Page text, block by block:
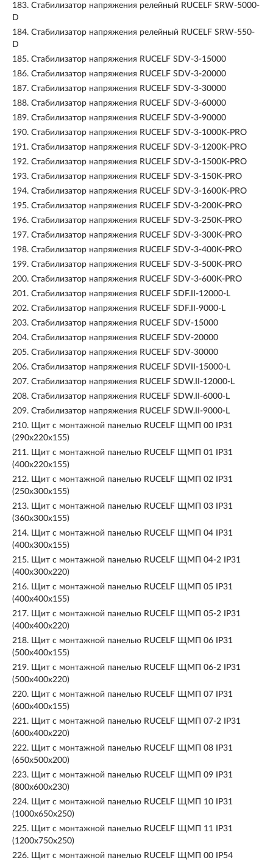
183. Стабилизатор напряжения релейный RUCELF SRW-5000-
D
184. Стабилизатор напряжения релейный RUCELF SRW-550-
D
185. Стабилизатор напряжения RUCELF SDV-3-15000
186. Стабилизатор напряжения RUCELF SDV-3-20000
187. Стабилизатор напряжения RUCELF SDV-3-30000
188. Стабилизатор напряжения RUCELF SDV-3-60000
189. Стабилизатор напряжения RUCELF SDV-3-90000
190. Стабилизатор напряжения RUCELF SDV-3-1000K-PRO
191. Стабилизатор напряжения RUCELF SDV-3-1200K-PRO
192. Стабилизатор напряжения RUCELF SDV-3-1500K-PRO
193. Стабилизатор напряжения RUCELF SDV-3-150K-PRO
194. Стабилизатор напряжения RUCELF SDV-3-1600K-PRO
195. Стабилизатор напряжения RUCELF SDV-3-200K-PRO
196. Стабилизатор напряжения RUCELF SDV-3-250K-PRO
197. Стабилизатор напряжения RUCELF SDV-3-300K-PRO
198. Стабилизатор напряжения RUCELF SDV-3-400K-PRO
199. Стабилизатор напряжения RUCELF SDV-3-500K-PRO
200. Стабилизатор напряжения RUCELF SDV-3-600K-PRO
201. Стабилизатор напряжения RUCELF SDF.II-12000-L
202. Стабилизатор напряжения RUCELF SDF.II-9000-L
203. Стабилизатор напряжения RUCELF SDV-15000
204. Стабилизатор напряжения RUCELF SDV-20000
205. Стабилизатор напряжения RUCELF SDV-30000
206. Стабилизатор напряжения RUCELF SDVII-15000-L
207. Стабилизатор напряжения RUCELF SDW.II-12000-L
208. Стабилизатор напряжения RUCELF SDW.II-6000-L
209. Стабилизатор напряжения RUCELF SDW.II-9000-L
210. Щит с монтажной панелью RUCELF ЩМП 00 IP31
(290х220х155)
211. Щит с монтажной панелью RUCELF ЩМП 01 IP31
(400х220х155)
212. Щит с монтажной панелью RUCELF ЩМП 02 IP31
(250х300х155)
213. Щит с монтажной панелью RUCELF ЩМП 03 IP31
(360х300х155)
214. Щит с монтажной панелью RUCELF ЩМП 04 IP31
(400х300х155)
215. Щит с монтажной панелью RUCELF ЩМП 04-2 IP31
(400х300х220)
216. Щит с монтажной панелью RUCELF ЩМП 05 IP31
(400х400х155)
217. Щит с монтажной панелью RUCELF ЩМП 05-2 IP31
(400х400х220)
218. Щит с монтажной панелью RUCELF ЩМП 06 IP31
(500х400х155)
219. Щит с монтажной панелью RUCELF ЩМП 06-2 IP31
(500х400х220)
220. Щит с монтажной панелью RUCELF ЩМП 07 IP31
(600х400х155)
221. Щит с монтажной панелью RUCELF ЩМП 07-2 IP31
(600х400х220)
222. Щит с монтажной панелью RUCELF ЩМП 08 IP31
(650х500х200)
223. Щит с монтажной панелью RUCELF ЩМП 09 IP31
(800х600х230)
224. Щит с монтажной панелью RUCELF ЩМП 10 IP31
(1000х650х250)
225. Щит с монтажной панелью RUCELF ЩМП 11 IP31
(1200х750х250)
226. Щит с монтажной панелью RUCELF ЩМП 00 IP54